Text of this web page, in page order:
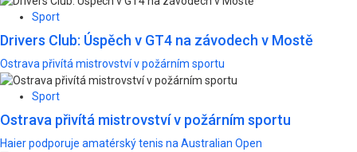
Sport
Drivers Club: Úspěch v GT4 na závodech v Mostě
Ostrava přivítá mistrovství v požárním sportu
Sport
Ostrava přivítá mistrovství v požárním sportu
Haier podporuje amatérský tenis na Australian Open